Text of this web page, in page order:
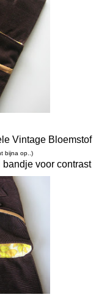
Vintage Bloemstof
bijna op..)
voor contrast